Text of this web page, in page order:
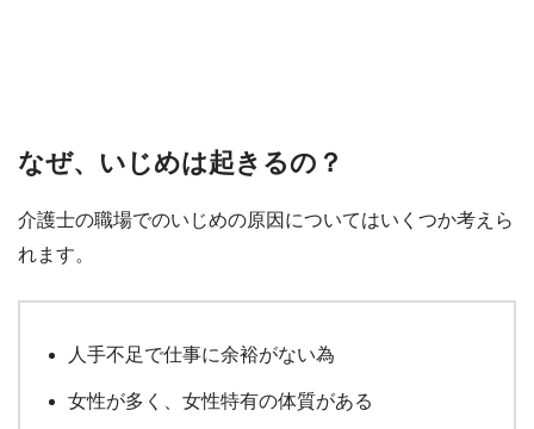
なぜ、いじめは起きるの？
介護士の職場でのいじめの原因についてはいくつか考えら
れます。
人手不足で仕事に余裕がない為
女性が多く、女性特有の体質がある